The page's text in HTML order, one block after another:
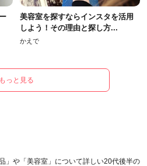
美容室を探すならインスタを活用
しよう！その理由と探し方...
かえで
もっと見る
」や「美容室」について詳しい20代後半の